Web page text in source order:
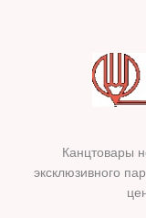
Канцтовары
эксклюзивного